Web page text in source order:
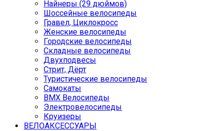
Найнеры (29 дюймов)
Шоссейные велосипеды
Гравел, Циклокросс
Женские велосипеды
Городcкие велосипеды
Складные велосипеды
Двухподвесы
Стрит, Дёрт
Туристические велосипеды
Самокаты
BMX Велосипеды
Электровелосипеды
Круизеры
ВЕЛОАКСЕССУАРЫ